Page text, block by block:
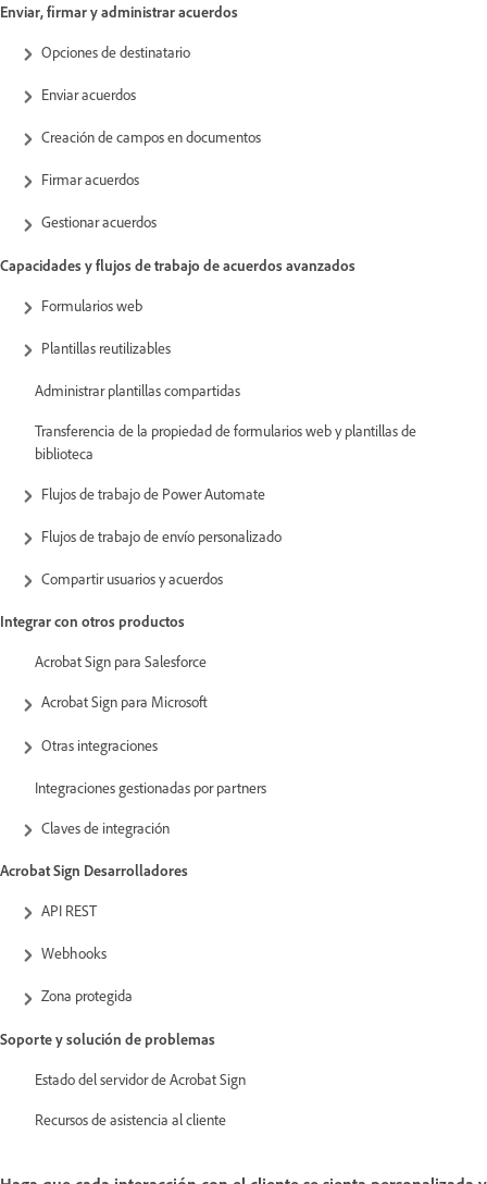
Enviar, firmar y administrar acuerdos
Opciones de destinatario
Enviar acuerdos
Creación de campos en documentos
Firmar acuerdos
Gestionar acuerdos
Capacidades y flujos de trabajo de acuerdos avanzados
Formularios web
Plantillas reutilizables
Administrar plantillas compartidas
Transferencia de la propiedad de formularios web y plantillas de
biblioteca
Flujos de trabajo de Power Automate
Flujos de trabajo de envío personalizado
Compartir usuarios y acuerdos
Integrar con otros productos
Acrobat Sign para Salesforce
Acrobat Sign para Microsoft
Otras integraciones
Integraciones gestionadas por partners
Claves de integración
Acrobat Sign Desarrolladores
API REST
Webhooks
Zona protegida
Soporte y solución de problemas
Estado del servidor de Acrobat Sign
Recursos de asistencia al cliente